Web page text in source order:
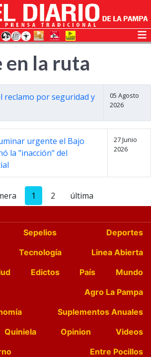
la ruta
reclamo por seguridad y
05 Agosto
2026
urgente el Bajo
la "inacción" del
27 Junio
2026
1 2 última
Sepelios
Deportes
Tecnología
Linea Abierta
Edictos País
Mundo
Agro La Pampa
Suplementos Anuales
Quiniela Opinion
Videos
Entre Pocillos